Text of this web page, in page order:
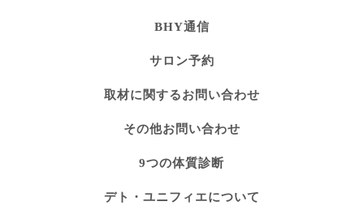
BHY通信
サロン予約
取材に関するお問い合わせ
その他お問い合わせ
9つの体質診断
デト・ユニフィエについて